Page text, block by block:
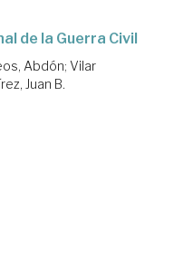
de la Guerra Civil
Abdón; Vilar
Juan B.